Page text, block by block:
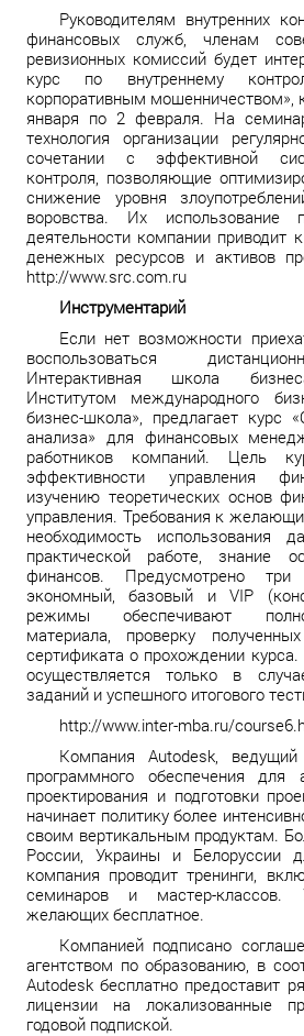
Руководителям внутренних
финансовых служб, членам
ревизионных комиссий будет
курс по внутреннему
корпоративным мошенничеством»,
января по 2 февраля. На
технология организации
сочетании с эффективной
контроля, позволяющие
снижение уровня
воровства. Их использование
деятельности компании приводит
денежных ресурсов и активов
http://www.src.com.ru
Инструментарий
Если нет возможности
воспользоваться
Интерактивная школа
Институтом международного
бизнес-школа», предлагает курс
анализа» для финансовых
работников компаний. Цель
эффективности управления
изучению теоретических основ
управления. Требования к
необходимость использования
практической работе, знание
финансов. Предусмотрено
экономный, базовый и VIP
режимы обеспечивают
материала, проверку
сертификата о прохождении
осуществляется только в
заданий и успешного итогового
http://www.inter-mba.ru/
Компания Autodesk,
программного обеспечения для
проектирования и подготовки
начинает политику более
своим вертикальным продуктам.
России, Украины и Белоруссии
компания проводит тренинги,
семинаров и мастер-
желающих бесплатное.
Компанией подписано
агентством по образованию, в
Autodesk бесплатно предоставит
лицензии на локализованные
годовой подпиской.